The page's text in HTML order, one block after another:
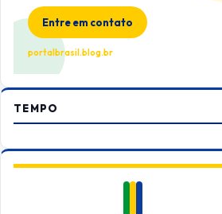
Entre em contato
portalbrasil.blog.br
TEMPO